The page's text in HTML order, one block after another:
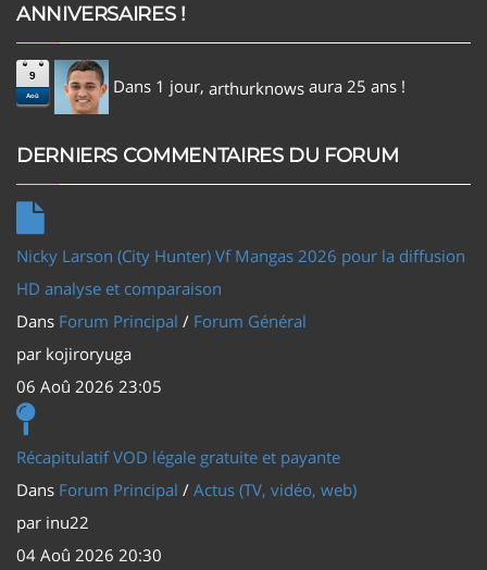
ANNIVERSAIRES !
9
Aoû Dans 1 jour, arthurknows aura 25 ans !
DERNIERS COMMENTAIRES DU FORUM
Nicky Larson (City Hunter) Vf Mangas 2026 pour la diffusion
HD analyse et comparaison
Dans Forum Principal / Forum Général
par kojiroryuga
06 Aoû 2026 23:05
Récapitulatif VOD légale gratuite et payante
Dans Forum Principal / Actus (TV, vidéo, web)
par inu22
04 Aoû 2026 20:30